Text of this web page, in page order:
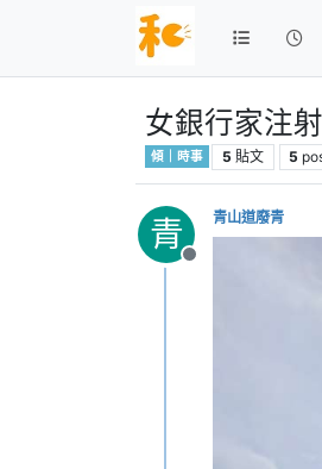
女銀行家注
傾｜時事 5 貼文 5
青
離線
青山道廢青